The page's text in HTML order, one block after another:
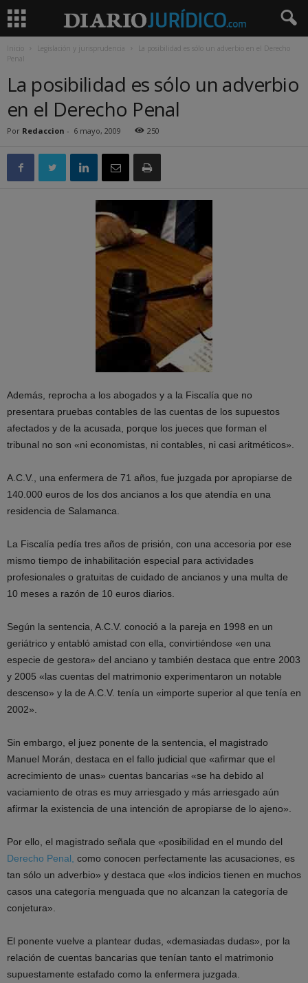
Inicio Legislación y jurisprudencia
La posibilidad es sólo un adverbio en el Derecho
Penal
La posibilidad es sólo un adverbio
en el Derecho Penal
Por Redaccion - 6 mayo, 2009 250
Además, reprocha a los abogados y a la Fiscalía que no
presentara pruebas contables de las cuentas de los supuestos
afectados y de la acusada, porque los jueces que forman el
tribunal no son «ni economistas, ni contables, ni casi aritméticos».
A.C.V., una enfermera de 71 años, fue juzgada por apropiarse de
140.000 euros de los dos ancianos a los que atendía en una
residencia de Salamanca.
La Fiscalía pedía tres años de prisión, con una accesoria por ese
mismo tiempo de inhabilitación especial para actividades
profesionales o gratuitas de cuidado de ancianos y una multa de
10 meses a razón de 10 euros diarios.
Según la sentencia, A.C.V. conoció a la pareja en 1998 en un
geriátrico y entabló amistad con ella, convirtiéndose «en una
especie de gestora» del anciano y también destaca que entre 2003
y 2005 «las cuentas del matrimonio experimentaron un notable
descenso» y la de A.C.V. tenía un «importe superior al que tenía en
2002».
Sin embargo, el juez ponente de la sentencia, el magistrado
Manuel Morán, destaca en el fallo judicial que «afirmar que el
acrecimiento de unas» cuentas bancarias «se ha debido al
vaciamiento de otras es muy arriesgado y más arriesgado aún
afirmar la existencia de una intención de apropiarse de lo ajeno».
Por ello, el magistrado señala que «posibilidad en el mundo del
Derecho Penal, como conocen perfectamente las acusaciones, es
tan sólo un adverbio» y destaca que «los indicios tienen en muchos
casos una categoría menguada que no alcanzan la categoría de
conjetura».
El ponente vuelve a plantear dudas, «demasiadas dudas», por la
relación de cuentas bancarias que tenían tanto el matrimonio
supuestamente estafado como la enfermera juzgada.